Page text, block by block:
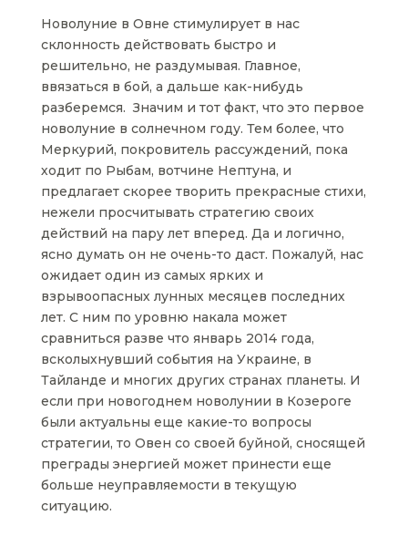
Новолуние в Овне стимулирует в нас
склонность действовать быстро и
решительно, не раздумывая. Главное,
ввязаться в бой, а дальше как-нибудь
разберемся. Значим и тот факт, что это первое
новолуние в солнечном году. Тем более, что
Меркурий, покровитель рассуждений, пока
ходит по Рыбам, вотчине Нептуна, и
предлагает скорее творить прекрасные стихи,
нежели просчитывать стратегию своих
действий на пару лет вперед. Да и логично,
ясно думать он не очень-то даст. Пожалуй, нас
ожидает один из самых ярких и
взрывоопасных лунных месяцев последних
лет. С ним по уровню накала может
сравниться разве что январь 2014 года,
всколыхнувший события на Украине, в
Тайланде и многих других странах планеты. И
если при новогоднем новолунии в Козероге
были актуальны еще какие-то вопросы
стратегии, то Овен со своей буйной, сносящей
преграды энергией может принести еще
больше неуправляемости в текущую
ситуацию.